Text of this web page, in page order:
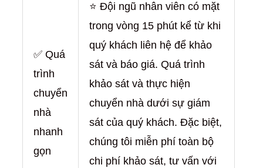
✅ Quá
trình
chuyển
nhà
nhanh
gọn
⭐ Đội ngũ nhân viên có mặt
trong vòng 15 phút kể từ khi
quý khách liên hệ để khảo
sát và báo giá. Quá trình
khảo sát và thực hiện
chuyển nhà dưới sự giám
sát của quý khách. Đặc biệt,
chúng tôi miễn phí toàn bộ
chi phí khảo sát, tư vấn với